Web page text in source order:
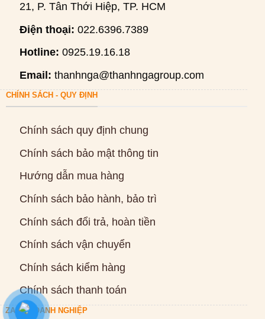
21, P. Tân Thới Hiệp, TP. HCM
Điện thoại: 022.6396.7389
Hotline: 0925.19.16.18
Email: thanhnga@thanhngagroup.com
CHÍNH SÁCH - QUY ĐỊNH
Chính sách quy định chung
Chính sách bảo mật thông tin
Hướng dẫn mua hàng
Chính sách bảo hành, bảo trì
Chính sách đổi trả, hoàn tiền
Chính sách vận chuyển
Chính sách kiểm hàng
Chính sách thanh toán
ZALO DOANH NGHIỆP